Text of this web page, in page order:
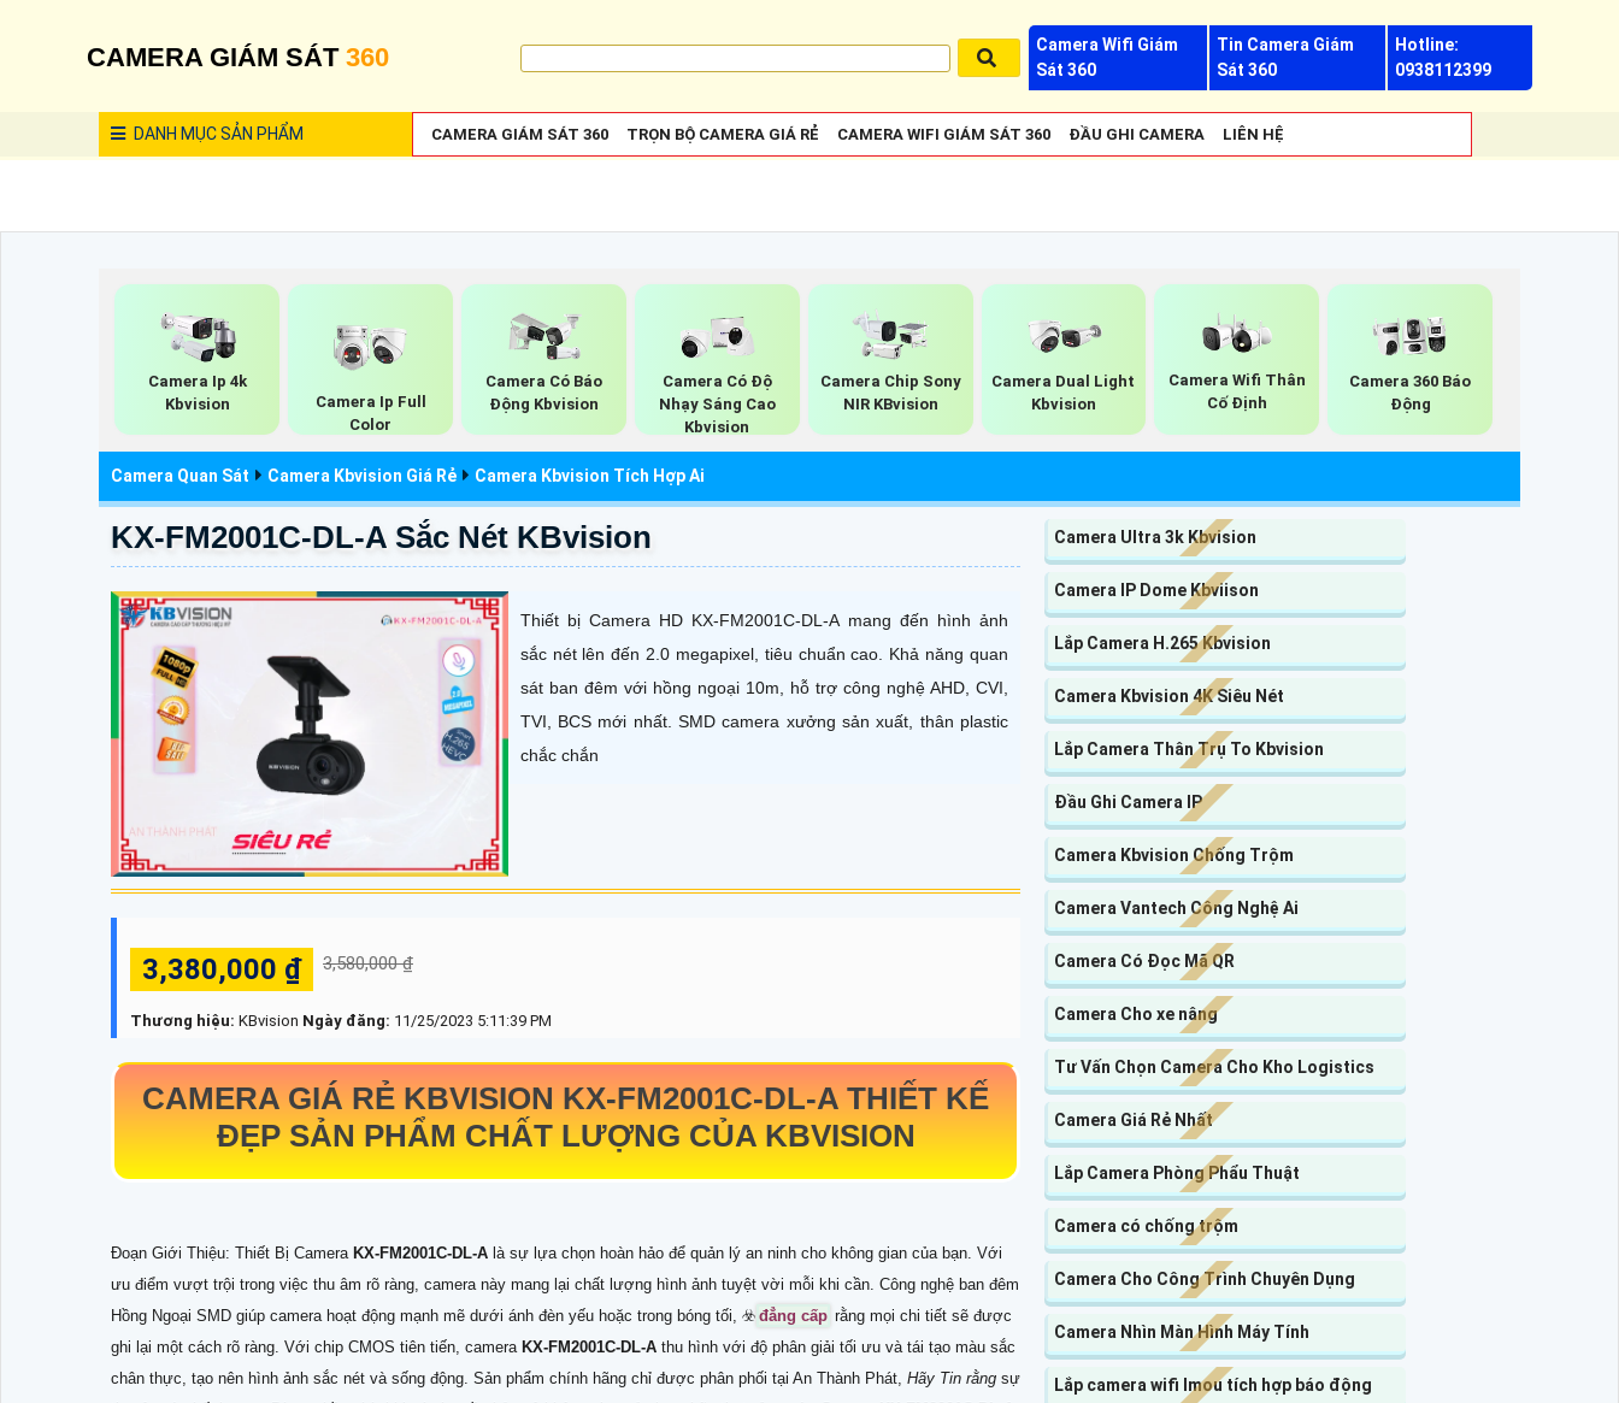
CAMERA GIÁM SÁT 360
Camera Wifi Giám
Sát 360
Tin Camera Giám
Sát 360
Hotline:
0938112399
DANH MỤCSẢN PHẨM CAMERA GIÁM SÁT 360 TRỌN BỘ CAMERA GIÁ RẺ CAMERA WIFI GIÁM SÁT 360 ĐẦU GHI CAMERA LIÊN HỆ
Camera Ip 4k
Kbvision
Camera Ip Full
Color
Camera Có Báo
Động Kbvision
Camera Có Độ
Nhạy Sáng Cao
Kbvision
Camera Chip Sony
NIR KBvision
Camera Dual Light
Kbvision
Camera Wifi Thân
Cố Định
Camera 360 Báo
Động
Camera Quan Sát Camera Kbvision Giá Rẻ Camera Kbvision Tích Hợp Ai
KX-FM2001C-DL-A Sắc Nét KBvision
Thiết bị Camera HD KX-FM2001C-DL-A mang đến hình ảnh
sắc nét lên đến 2.0 megapixel, tiêu chuẩn cao. Khả năng quan
sát ban đêm với hồng ngoại 10m, hỗ trợ công nghệ AHD, CVI,
TVI, BCS mới nhất. SMD camera xưởng sản xuất, thân plastic
chắc chắn
3,380,000 ₫ 3,580,000 ₫
Thương hiệu: KBvision Ngày đăng: 11/25/2023 5:11:39 PM
CAMERA GIÁ RẺ KBVISION KX-FM2001C-DL-A THIẾT KẾ
ĐẸP SẢN PHẨM CHẤT LƯỢNG CỦA KBVISION
Đoạn Giới Thiệu: Thiết Bị Camera KX-FM2001C-DL-A là sự lựa chọn hoàn hảo để quản lý an ninh cho không gian của bạn. Với
ưu điểm vượt trội trong việc thu âm rõ ràng, camera này mang lại chất lượng hình ảnh tuyệt vời mỗi khi cần. Công nghệ ban đêm
Hồng Ngoại SMD giúp camera hoạt động mạnh mẽ dưới ánh đèn yếu hoặc trong bóng tối, ☣️ đẳng cấp rằng mọi chi tiết sẽ được
ghi lại một cách rõ ràng. Với chip CMOS tiên tiến, camera KX-FM2001C-DL-A thu hình với độ phân giải tối ưu và tái tạo màu sắc
chân thực, tạo nên hình ảnh sắc nét và sống động. Sản phẩm chính hãng chỉ được phân phối tại An Thành Phát, Hãy Tin rằng sự
Camera Ultra 3k Kbvision
Camera IP Dome Kbviison
Lắp Camera H.265 Kbvision
Camera Kbvision 4K Siêu Nét
Lắp Camera Thân Trụ To Kbvision
Đầu Ghi Camera IP
Camera Kbvision Chống Trộm
Camera Vantech Công Nghệ Ai
Camera Có Đọc Mã QR
Camera Cho xe nâng
Tư Vấn Chọn Camera Cho Kho Logistics
Camera Giá Rẻ Nhất
Lắp Camera Phòng Phẩu Thuật
Camera có chống trộm
Camera Cho Công Trình Chuyên Dụng
Camera Nhìn Màn Hình Máy Tính
Lắp camera wifi Imou tích hợp báo động